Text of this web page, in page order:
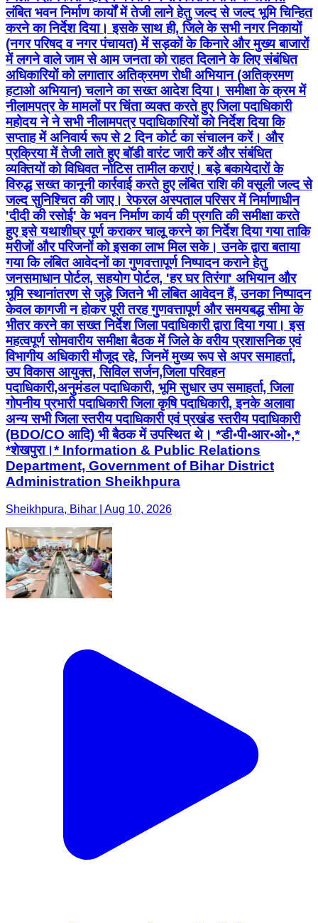
लंबित भवन निर्माण कार्यों में तेजी लाने हेतु जल्द से जल्द भूमि चिन्हित
करने का निर्देश दिया। इसके साथ ही, जिले के सभी नगर निकायों
(नगर परिषद व नगर पंचायत) में सड़कों के किनारे और मुख्य बाजारों
में लगने वाले जाम से आम जनता को राहत दिलाने के लिए संबंधित
अधिकारियों को लगातार अतिक्रमण रोधी अभियान (अतिक्रमण
हटाओ अभियान) चलाने का सख्त आदेश दिया। समीक्षा के क्रम में
नीलामपत्र के मामलों पर चिंता व्यक्त करते हुए जिला पदाधिकारी
महोदय ने ने सभी नीलामपत्र पदाधिकारियों को निर्देश दिया कि
सप्ताह में अनिवार्य रूप से 2 दिन कोर्ट का संचालन करें। और
प्रक्रिया में तेजी लाते हुए बॉडी वारंट जारी करें और संबंधित
व्यक्तियों को विधिवत नोटिस तामील कराएं। बड़े बकायेदारों के
विरुद्ध सख्त कानूनी कार्रवाई करते हुए लंबित राशि की वसूली जल्द से
जल्द सुनिश्चित की जाए। रेफरल अस्पताल परिसर में निर्माणाधीन
'दीदी की रसोई' के भवन निर्माण कार्य की प्रगति की समीक्षा करते
हुए इसे यथाशीघ्र पूर्ण कराकर चालू करने का निर्देश दिया गया ताकि
मरीजों और परिजनों को इसका लाभ मिल सके। उनके द्वारा बताया
गया कि लंबित आवेदनों का गुणवत्तापूर्ण निष्पादन कराने हेतु
जनसमाधान पोर्टल, सहयोग पोर्टल, 'हर घर तिरंगा' अभियान और
भूमि स्थानांतरण से जुड़े जितने भी लंबित आवेदन हैं, उनका निष्पादन
केवल कागजी न होकर पूरी तरह गुणवत्तापूर्ण और समयबद्ध सीमा के
भीतर करने का सख्त निर्देश जिला पदाधिकारी द्वारा दिया गया। इस
महत्वपूर्ण सोमवारीय समीक्षा बैठक में जिले के वरीय प्रशासनिक एवं
विभागीय अधिकारी मौजूद रहे, जिनमें मुख्य रूप से अपर समाहर्ता,
उप विकास आयुक्त, सिविल सर्जन,जिला परिवहन
पदाधिकारी,अनुमंडल पदाधिकारी, भूमि सुधार उप समाहर्ता, जिला
गोपनीय प्रभारी पदाधिकारी जिला कृषि पदाधिकारी, इनके अलावा
अन्य सभी जिला स्तरीय पदाधिकारी एवं प्रखंड स्तरीय पदाधिकारी
(BDO/CO आदि) भी बैठक में उपस्थित थे। *डी॰पी॰आर॰ओ॰,*
*शेखपुरा।* Information & Public Relations
Department, Government of Bihar District
Administration Sheikhpura
Sheikhpura, Bihar | Aug 10, 2026